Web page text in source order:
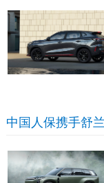
中国人保携手舒